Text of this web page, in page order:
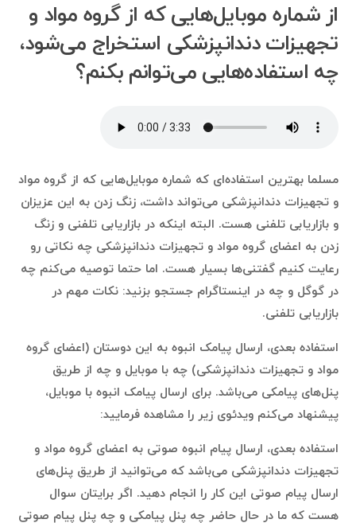
از شماره موبایل‌هایی که از گروه مواد و
تجهيزات دندانپزشكى استخراج می‌شود،
چه استفاده‌هایی می‌توانم بکنم؟
مسلما بهترین استفاده‌ای که شماره موبایل‌هایی که از گروه مواد
و تجهيزات دندانپزشكى می‌تواند داشت، زنگ زدن به این عزیزان
و بازاریابی تلفنی هست. البته اینکه در بازاریابی تلفنی و زنگ
زدن به اعضای گروه مواد و تجهيزات دندانپزشكى چه نکاتی رو
رعایت کنیم گفتنی‌ها بسیار هست. اما حتما توصیه می‌کنم چه
در گوگل و چه در اینستاگرام جستجو بزنید: نکات مهم در
بازاریابی تلفنی.
استفاده بعدی، ارسال پیامک انبوه به این دوستان (اعضای گروه
مواد و تجهيزات دندانپزشكى) چه با موبایل و چه از طریق
پنل‌های پیامکی می‌باشد. برای ارسال پیامک انبوه با موبایل،
پیشنهاد می‌کنم ویدئوی زیر را مشاهده فرمایید:
استفاده بعدی، ارسال پیام انبوه صوتی به اعضای گروه مواد و
تجهيزات دندانپزشكى می‌باشد که می‌توانید از طریق پنل‌های
ارسال پیام صوتی این کار را انجام دهید. اگر برایتان سوال
هست که ما در حال حاضر چه پنل پیامکی و چه پنل پیام صوتی